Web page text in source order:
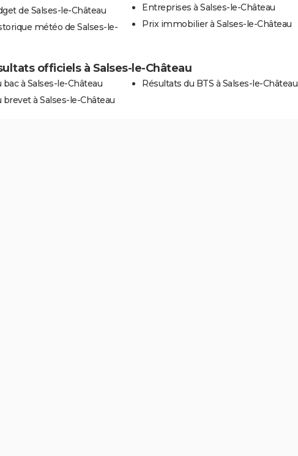
de Salses-le-Château
météo de Salses-le-
Entreprises à Salses-le-Château
Prix immobilier à Salses-le-Château
officiels à Salses-le-Château
à Salses-le-Château
brevet à Salses-le-Château
Résultats du BTS à Salses-le-Château